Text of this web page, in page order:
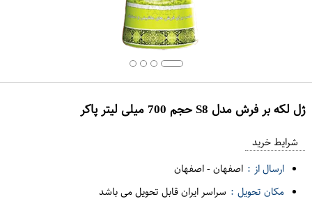
ژل لکه بر فرش مدل S8 حجم 700 میلی لیتر پاکر
شرایط خرید
ارسال از : اصفهان-اصفهان
مکان تحویل : سراسر ایران قابل تحویل می باشد